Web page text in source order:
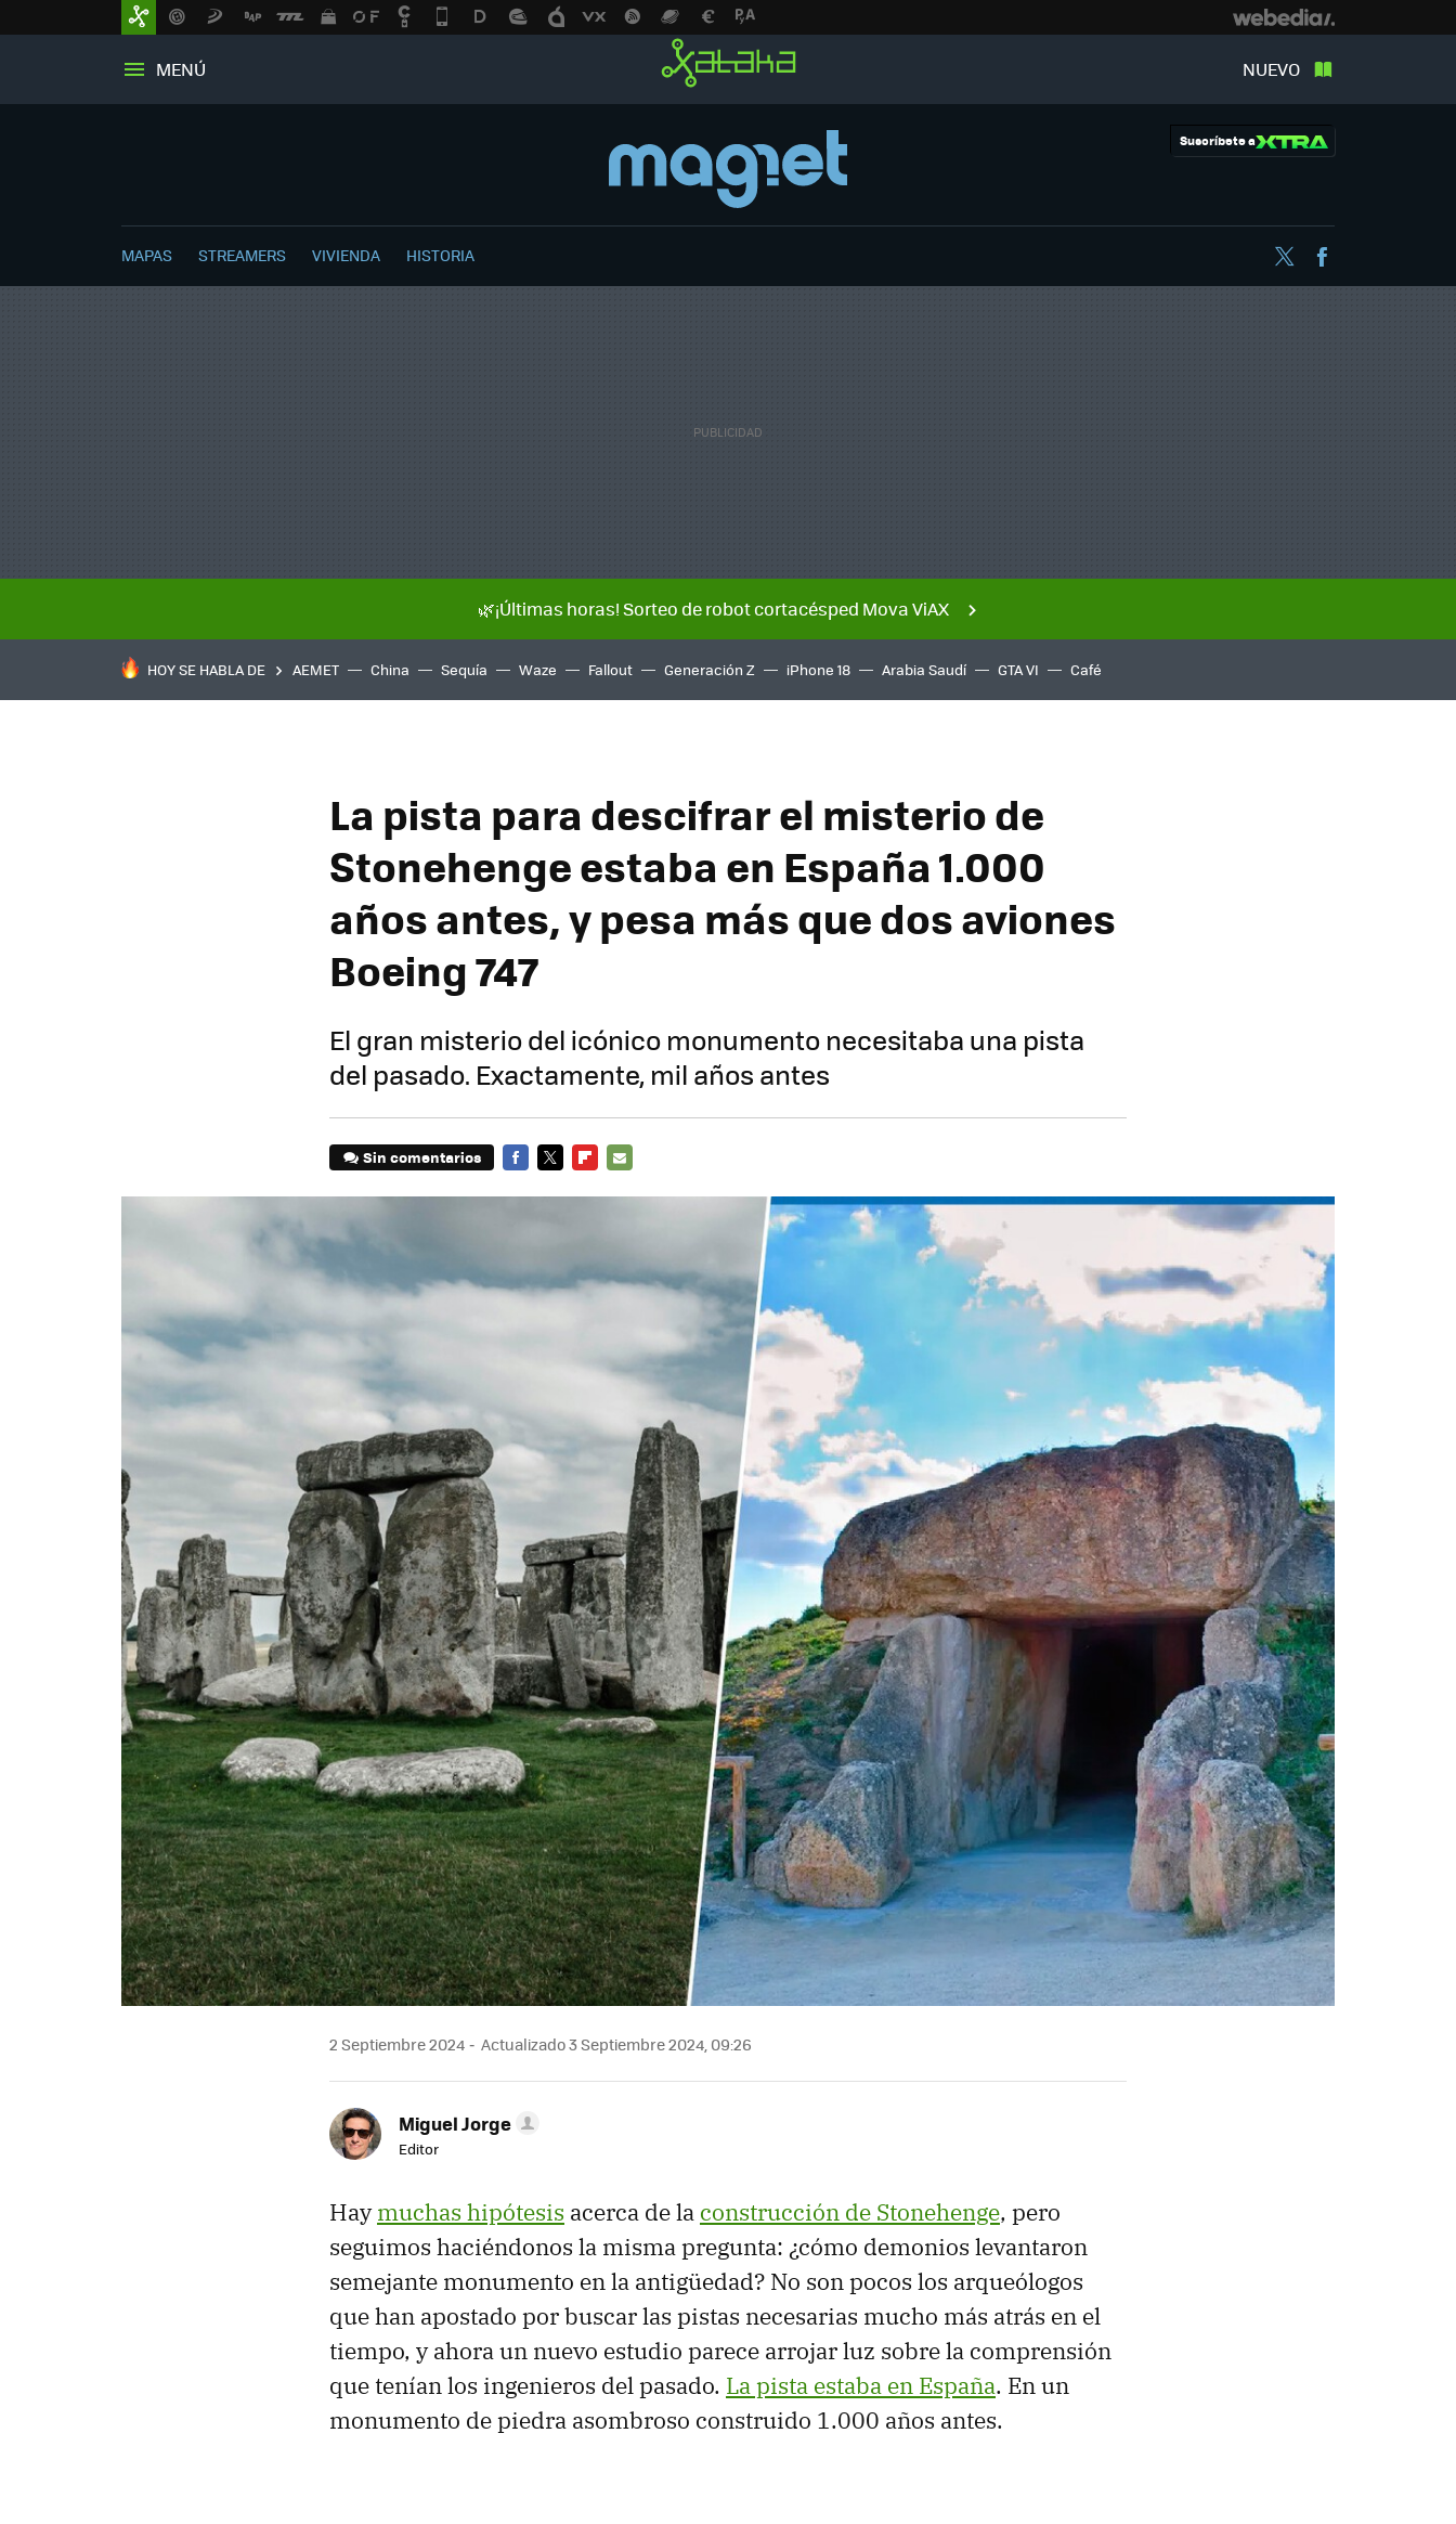
MENÚ NUEVO
Suscríbete a
MAPAS STREAMERS VIVIENDA HISTORIA Twitter
🌿¡Últimas horas! Sorteo de robot cortacésped Mova ViAX
HOY SE HABLA DE AEMET China Sequía Waze Fallout Generación Z iPhone 18 Arabia Saudí GTA VI Café
La pista para descifrar el misterio de
Stonehenge estaba en España 1.000
años antes, y pesa más que dos aviones
Boeing 747
El gran misterio del icónico monumento necesitaba una pista
del pasado. Exactamente, mil años antes
Sin comentarios
2 Septiembre 2024 Actualizado 3 Septiembre 2024, 09:26
Miguel Jorge
Editor
Haymuchas hipótesis acerca de la construcción de Stonehenge, pero
seguimos haciéndonos la misma pregunta: ¿cómo demonios levantaron
semejante monumento en la antigüedad? No son pocos los arqueólogos
que han apostado por buscar las pistas necesarias mucho más atrás en el
tiempo, y ahora un nuevo estudio parece arrojar luz sobre la comprensión
que tenían los ingenieros del pasado. La pista estaba en España. En un
monumento de piedra asombroso construido 1.000 años antes.